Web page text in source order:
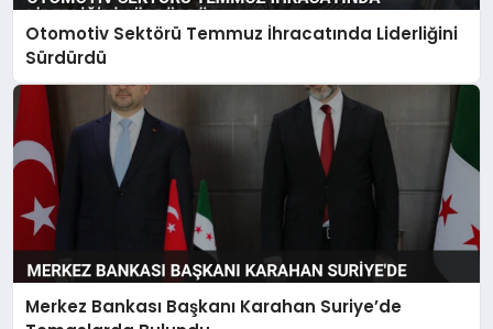
Otomotiv Sektörü Temmuz İhracatında Liderliğini
Sürdürdü
Merkez Bankası Başkanı Karahan Suriye’de